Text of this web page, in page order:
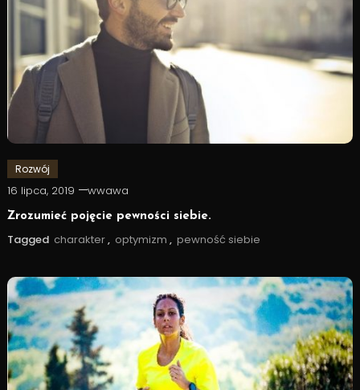
Rozwój
16 lipca, 2019 wwawa
Zrozumieć pojęcie pewności siebie.
Tagged charakter, optymizm , pewność siebie